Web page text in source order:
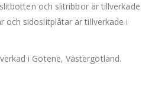
och slitribbor är tillverkade
och sidoslitplåtar är tillverkade i
i Götene, Västergötland.